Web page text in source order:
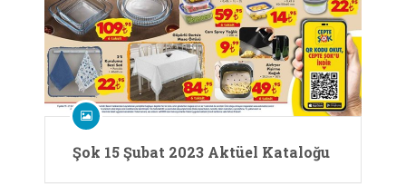
Şok 15 Şubat 2023 Aktüel Kataloğu